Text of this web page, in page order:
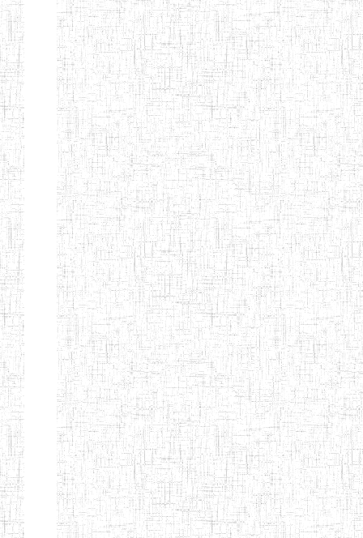
Chercher:
Effacer les filtres
Denomination
Type
Nature
Arrondissement
Denomination Création Type
ENIEG DE
MBALMAYO
01/08/2000 ENIEG
ENIEG DE
YOKADOUMA
11/07/2012 ENIEG
ENIEG
10/07/1983 ENIEG